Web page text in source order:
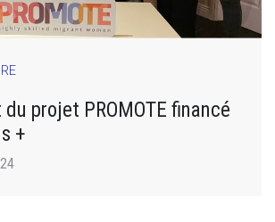
projet PROMOTE financé
+